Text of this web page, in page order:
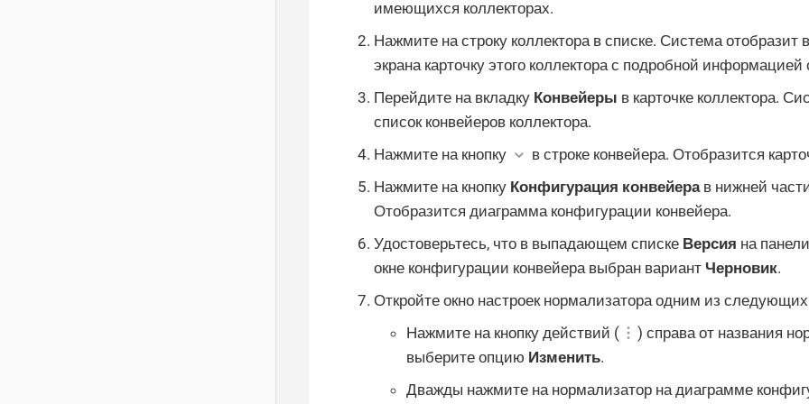
имеющихся коллекторах.
Нажмите на строку коллектора в списке. Система отобразит
экрана карточку этого коллектора с подробной информацией
Перейдите на вкладку Конвейеры в карточке коллектора.
список конвейеров коллектора.
Нажмите на кнопку
в строке конвейера. Отобразится
Нажмите на кнопку Конфигурация конвейерав нижней
Отобразится диаграмма конфигурации конвейера.
Удостоверьтесь, что в выпадающем списке Версия на
окне конфигурации конвейера выбран вариант Черновик.
Откройте окно настроек нормализатора одним из
Нажмите на кнопку действий (
) справа от названия
выберите опцию Изменить.
Дважды нажмите на нормализатор на диаграмме